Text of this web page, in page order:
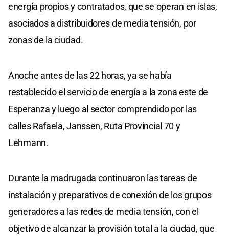
energía propios y contratados, que se operan en islas,
asociados a distribuidores de media tensión, por
zonas de la ciudad.
Anoche antes de las 22 horas, ya se había
restablecido el servicio de energía a la zona este de
Esperanza y luego al sector comprendido por las
calles Rafaela, Janssen, Ruta Provincial 70 y
Lehmann.
Durante la madrugada continuaron las tareas de
instalación y preparativos de conexión de los grupos
generadores a las redes de media tensión, con el
objetivo de alcanzar la provisión total a la ciudad, que